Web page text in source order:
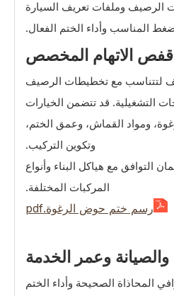
الرصيف وملفات تعريف السيارة
المناسب وأداء الختم الفعال.
الاتهام المخصص
لتتناسب مع تخطيطات الرصيف
التشغيلية. قد تتضمن الخيارات
ومواد القماش، وعمق الختم،
وتكوين التركيب.
مع هياكل البناء وأنواع
المركبات المختلفة.
رسم ختم حوض الرغوة.pdf
والصيانة وعمر الخدمة
المحاذاة الصحيحة وأداء الختم